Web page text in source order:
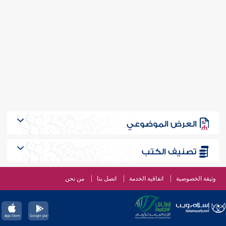
العرض الموضوعي
تصنيف الكتب
وثيقة الخصوصية اتفاقية الخدمة اتصل بنا من نحن